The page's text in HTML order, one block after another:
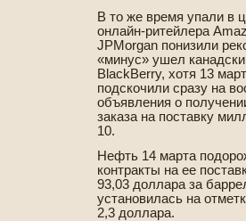
В то же время упали в
онлайн-ритейлера
JPMorgan понизили
«минус» ушел
BlackBerry, хотя 13
подскочили сразу на
объявления о
заказа на поставку
10.
Нефть 14 марта
контракты на ее
93,03 доллара за
установилась на
2,3 доллара.